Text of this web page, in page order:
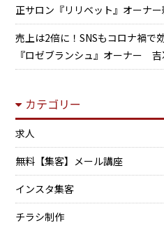
正サロン『リリベット』オーナ
売上は2倍に！SNSもコロナ禍で
『ロゼブランシュ』オーナー
カテゴリー
求人
無料【集客】メール講座
インスタ集客
チラシ制作